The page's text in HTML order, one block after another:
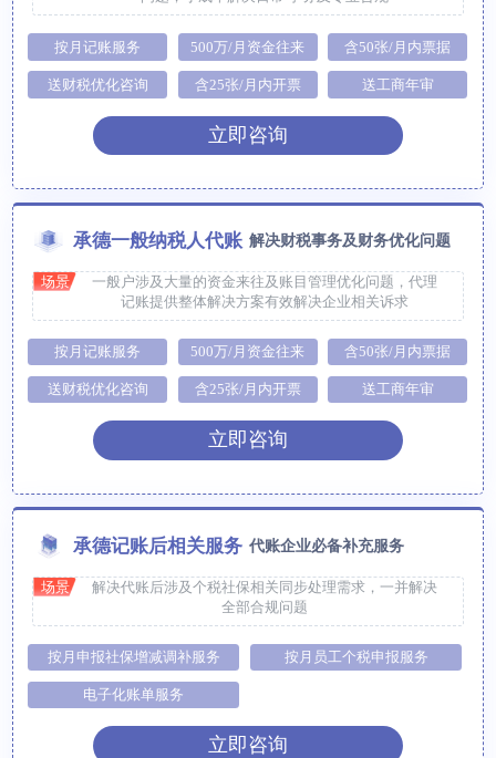
按月记账服务 500万/月资金往来 含50张/月内票据
送财税优化咨询 含25张/月内开票 送工商年审
立即咨询
承德一般纳税人代账 解决财税事务及财务优化问题
场景
一般户涉及大量的资金来往及账目管理优化问题，代理
记账提供整体解决方案有效解决企业相关诉求
按月记账服务 500万/月资金往来 含50张/月内票据
送财税优化咨询 含25张/月内开票 送工商年审
立即咨询
承德记账后相关服务 代账企业必备补充服务
场景
解决代账后涉及个税社保相关同步处理需求，一并解决
全部合规问题
按月申报社保增减调补服务 按月员工个税申报服务
电子化账单服务
立即咨询